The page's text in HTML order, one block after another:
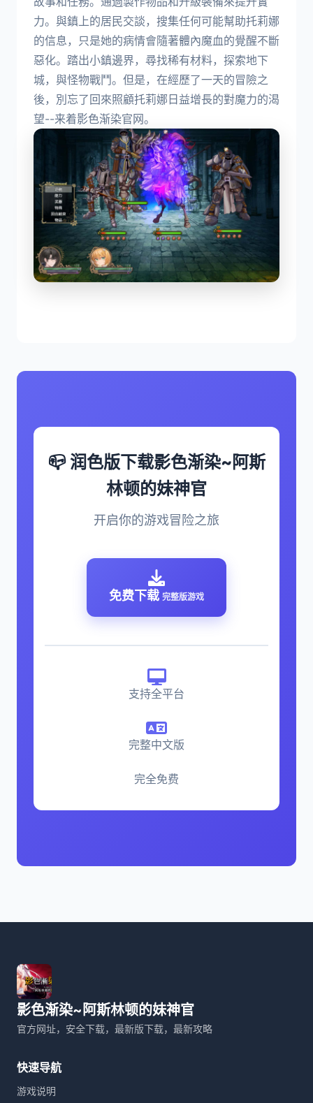
力。與鎮上的居民交談，搜集任何可能幫助托莉娜
的信息，只是她的病情會隨著體內魔血的覺醒不斷
惡化。踏出小鎮邊界，尋找稀有材料，探索地下
城，與怪物戰鬥。但是，在經歷了一天的冒險之
後，別忘了回來照顧托莉娜日益增長的對魔力的渴
望--来着影色渐染官网。
📪 润色版下载影色渐染~阿斯
林顿的妹神官
开启你的游戏冒险之旅
免费下载 完整版游戏
支持全平台
完整中文版
完全免费
影色渐染~阿斯林顿的妹神官
官方网址，安全下载，最新版下载，最新攻略
快速导航
游戏说明